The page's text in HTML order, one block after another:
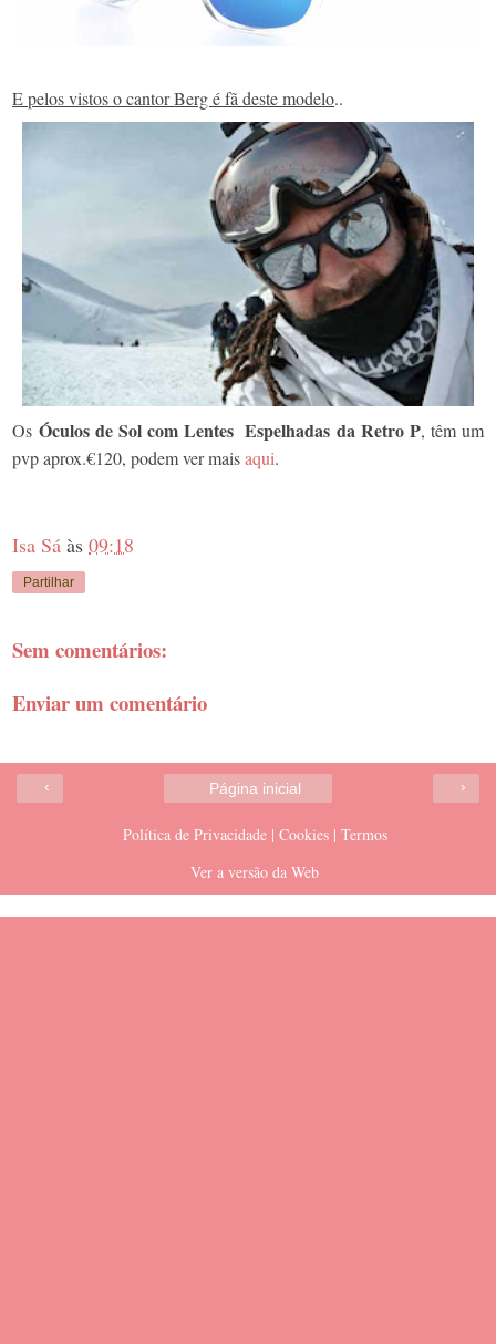
E pelos vistos o cantor Berg é fã deste modelo..
Os Óculos de Sol com Lentes Espelhadas da Retro P, têm um
pvp aprox.€120, podem ver maisaqui.
Isa Sá às 09:18
Partilhar
Sem comentários:
Enviar um comentário
‹ ›
Página inicial
Política de Privacidade | Cookies | Termos
Ver a versão da Web